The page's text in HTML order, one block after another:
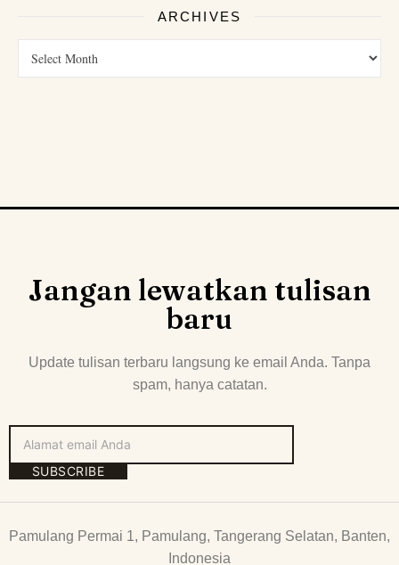
ARCHIVES
Jangan lewatkan tulisan
baru
Update tulisan terbaru langsung ke email Anda. Tanpa
spam, hanya catatan.
SUBSCRIBE
Pamulang Permai 1, Pamulang, Tangerang Selatan, Banten,
Indonesia